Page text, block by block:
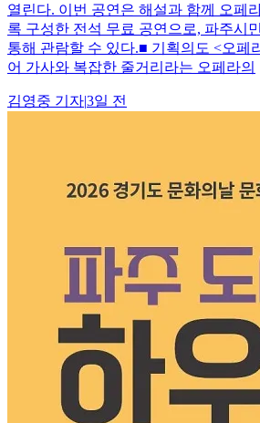
열린다. 이번 공연은 해설과 함께 오페
록 구성한 전석 무료 공연으로, 파주시
통해 관람할 수 있다.■ 기획의도 <오페
어 가사와 복잡한 줄거리라는 오페라의
김영중 기자|3일 전